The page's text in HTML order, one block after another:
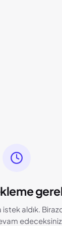
istek aldık.
edeceksiniz.